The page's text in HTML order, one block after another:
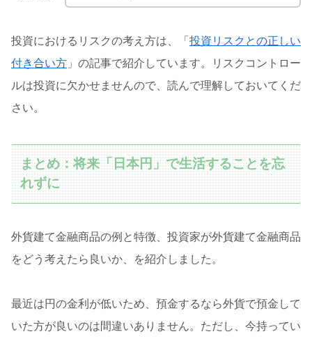
投資におけるリスクの考え方は、「 投資リスクとの正しい
付き合い方 」の記事で紹介しています。リスクコントロー
ルは投資に欠かせませんので、読んで理解しておいてくだ
さい。
まとめ：将来「日本円」で生活することを忘
れずに
外貨建て金融商品の例と特徴、投資家が外貨建て金融商品
をどう考えたら良いか、を紹介しました。
最近は円の金利が低いため、預金するなら外貨で預金して
いた方が良いのは間違いありません。ただし、今持ってい